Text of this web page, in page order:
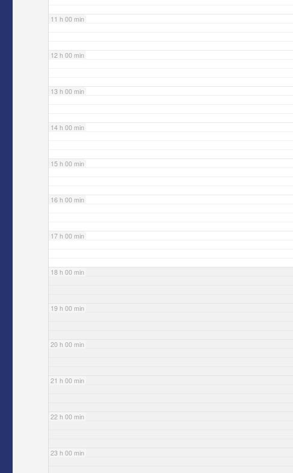
11 h 00 min
12 h 00 min
13 h 00 min
14 h 00 min
15 h 00 min
16 h 00 min
17 h 00 min
18 h 00 min
19 h 00 min
20 h 00 min
21 h 00 min
22 h 00 min
23 h 00 min